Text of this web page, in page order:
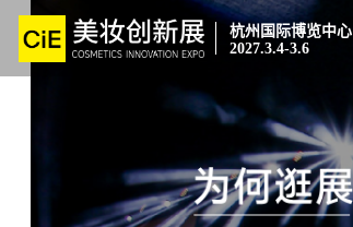
杭州国际博览中心
2027.3.4-3.6